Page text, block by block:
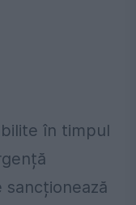
în timpul